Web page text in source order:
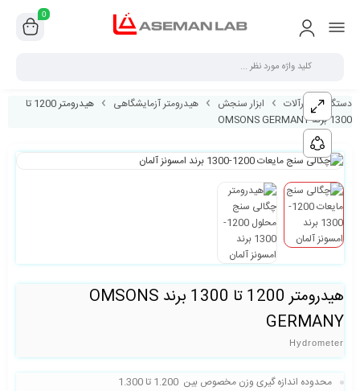
0
دستگاه و ابزارآلات ابزار سنجش هیدرومتر آزمایشگاهی
هیدرومتر 1200 تا
1300 برند OMSONS GERMANY
هیدرومتر 1200 تا 1300 برند OMSONS
GERMANY
Hydrometer
محدوده اندازه گیری وزن مخصوص بین 1.200 تا 1.300